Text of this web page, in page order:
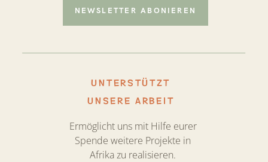
UNTERSTÜTZT
UNSERE ARBEIT
Ermöglicht uns mit Hilfe eurer
Spende weitere Projekte in
Afrika zu realisieren.
NEWSLETTER ABONIEREN